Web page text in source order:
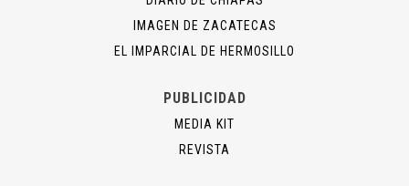
IMAGEN DE ZACATECAS
EL IMPARCIAL DE HERMOSILLO
PUBLICIDAD
MEDIA KIT
REVISTA